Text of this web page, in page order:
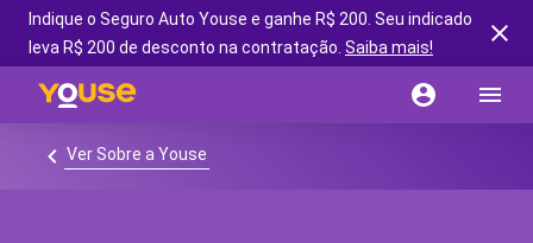
Indique o Seguro Auto Youse e ganhe R$ 200. Seu indicado
leva R$ 200 de desconto na contratação. Saiba mais!
Ver Sobre a Youse